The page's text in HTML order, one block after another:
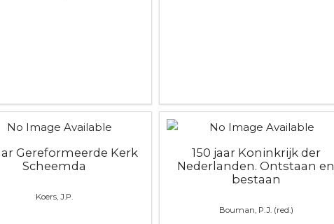
Gereformeerde Kerk
Scheemda
Koers, J.P.
150 jaar Koninkrijk der
Nederlanden. Ontstaan en
bestaan
Bouman, P.J. (red.)